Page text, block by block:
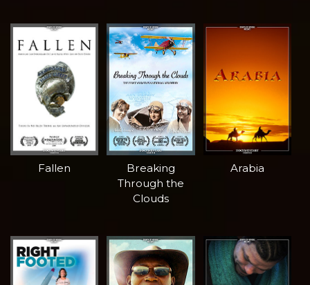
Fallen
Breaking
Through the
Clouds
Arabia